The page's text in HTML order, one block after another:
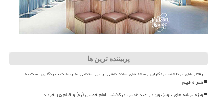
پربیننده ترین ها
رفتار های بزدلانه خبرنگاران رسانه های معاند ناشی از بی اعتنایی به رسالت خبرنگاری است به
همراه فیلم
ویژه برنامه های تلویزیون در عید غدیر، درگذشت امام خمینی (ره) و قیام ۱۵ خرداد